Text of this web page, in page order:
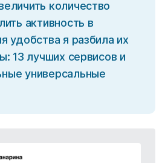
количество
активность в
удобства я разбила их
13 лучших сервисов и
универсальные